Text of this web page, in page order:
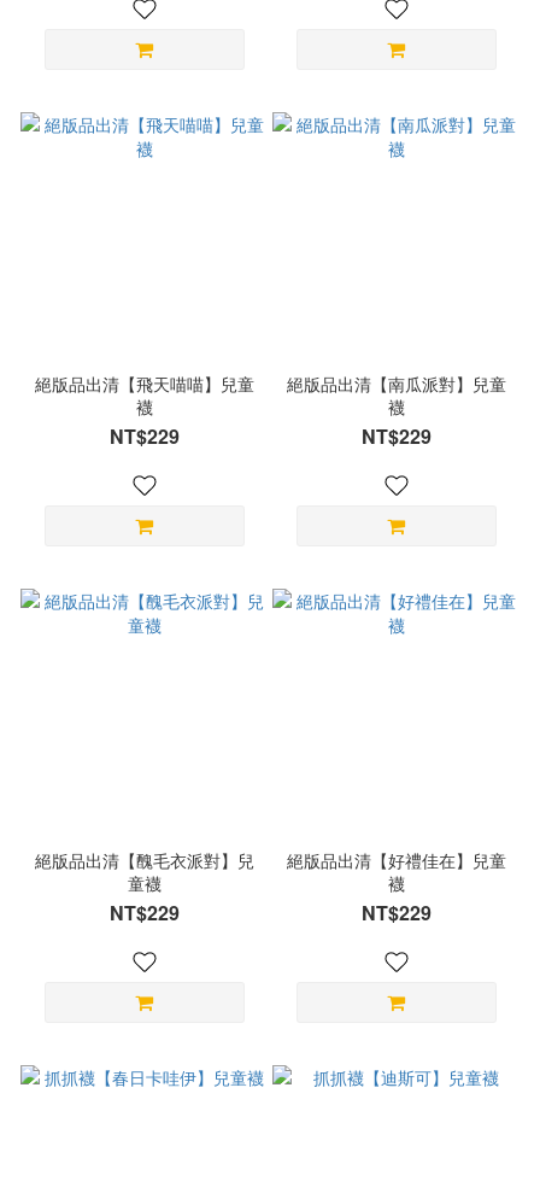
絕版品出清【飛天喵喵】兒童
襪
NT$229
絕版品出清【南瓜派對】兒童
襪
NT$229
絕版品出清【醜毛衣派對】兒
童襪
NT$229
絕版品出清【好禮佳在】兒童
襪
NT$229